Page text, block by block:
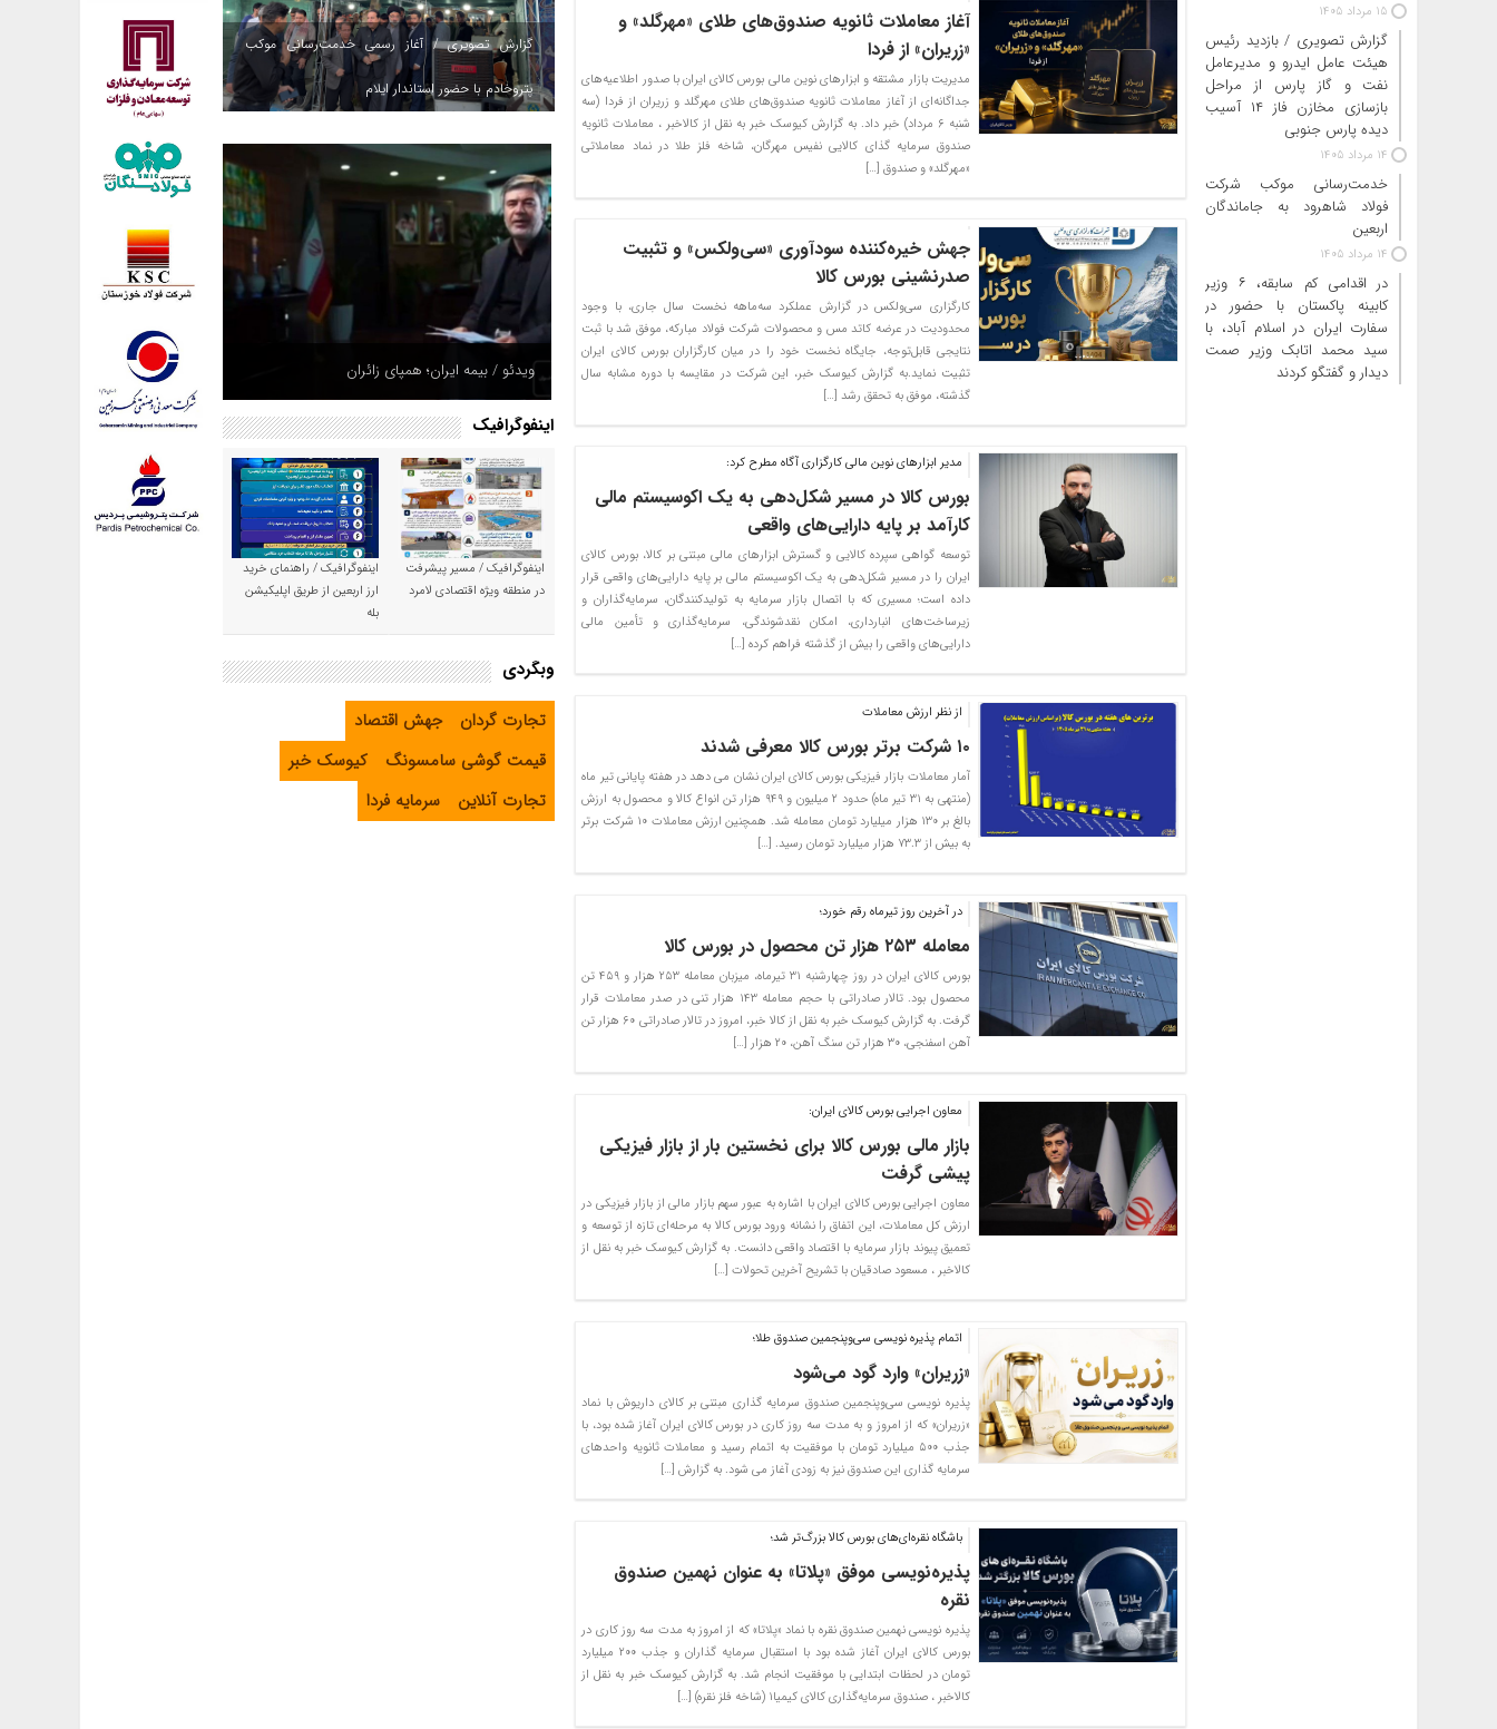
15 مرداد 1405
گزارش تصویری / بازدید رئیس
هیئت عامل ایدرو و مدیرعامل
نفت و گاز پارس از مراحل
بازسازی مخازن فاز ۱۴ آسیب
دیده پارس جنوبی
14 مرداد 1405
خدمت‌رسانی موکب شرکت
فولاد شاهرود به جاماندگان
اربعین
14 مرداد 1405
در اقدامی کم سابقه، ۶ وزیر
کابینه پاکستان با حضور در
سفارت ایران در اسلام آباد، با
سید محمد اتابک وزیر صمت
دیدار و گفتگو کردند
آغاز معاملات ثانویه صندوق‌های طلای «مهرگلد» و
«زریران» از فردا
مدیریت بازار مشتقه و ابزارهای نوین مالی بورس کالای ایران با صدور اطلاعیه‌های
جداگانه‌ای از آغاز معاملات ثانویه صندوق‌های طلای مهرگلد و زریران از فردا (سه
شنبه ۶ مرداد) خبر داد. به گزارش کیوسک خبر به نقل از کالاخبر ، معاملات ثانویه
صندوق سرمایه گذای کالایی نفیس مهرگان، شاخه فلز طلا در نماد معاملاتی
«مهرگلد» و صندوق […]
جهش خیره‌کننده سودآوری «سی‌ولکس» و تثبیت
صدرنشینی بورس کالا
کارگزاری سی‌ولکس در گزارش عملکرد سه‌ماهه نخست سال جاری، با وجود
محدودیت در عرضه کاتد مس و محصولات شرکت فولاد مبارکه، موفق شد با ثبت
نتایجی قابل‌توجه، جایگاه نخست خود را در میان کارگزاران بورس کالای ایران
تثبیت نماید.به گزارش کیوسک خبر، این شرکت در مقایسه با دوره مشابه سال
گذشته، موفق به تحقق رشد […]
مدیر ابزارهای نوین مالی کارگزاری آگاه مطرح کرد:
بورس کالا در مسیر شکل‌دهی به یک اکوسیستم مالی
کارآمد بر پایه دارایی‌های واقعی
توسعه گواهی سپرده کالایی و گسترش ابزارهای مالی مبتنی بر کالا، بورس کالای
ایران را در مسیر شکل‌دهی به یک اکوسیستم مالی بر پایه دارایی‌های واقعی قرار
داده است؛ مسیری که با اتصال بازار سرمایه به تولیدکنندگان، سرمایه‌گذاران و
زیرساخت‌های انبارداری، امکان نقدشوندگی، سرمایه‌گذاری و تأمین مالی
دارایی‌های واقعی را بیش از گذشته فراهم کرده […]
از نظر ارزش معاملات
۱۰ شرکت برتر بورس کالا معرفی شدند
آمار معاملات بازار فیزیکی بورس کالای ایران نشان می دهد در هفته پایانی تیر ماه
(منتهی به ۳۱ تیر ماه) حدود ۲ میلیون و ۹۴۹ هزار تن انواع کالا و محصول به ارزش
بالغ بر ۱۳۰ هزار میلیارد تومان معامله شد. همچنین ارزش معاملات ۱۰ شرکت برتر
به بیش از ۷۳.۳ هزار میلیارد تومان رسید. […]
در آخرین روز تیرماه رقم خورد؛
معامله ۲۵۳ هزار تن محصول در بورس کالا
بورس کالای ایران در روز چهارشنبه ۳۱ تیرماه، میزبان معامله ۲۵۳ هزار و ۴۵۹ تن
محصول بود. تالار صادراتی با حجم معامله ۱۴۳ هزار تنی در صدر معاملات قرار
گرفت. به گزارش کیوسک خبر به نقل از کالا خبر، امروز در تالار صادراتی ۶۰ هزار تن
آهن اسفنجی، ۳۰ هزار تن سنگ آهن، ۲۰ هزار […]
معاون اجرایی بورس کالای ایران:
بازار مالی بورس کالا برای نخستین بار از بازار فیزیکی
پیشی گرفت
معاون اجرایی بورس کالای ایران با اشاره به عبور سهم بازار مالی از بازار فیزیکی در
ارزش کل معاملات، این اتفاق را نشانه ورود بورس کالا به مرحله‌ای تازه از توسعه و
تعمیق پیوند بازار سرمایه با اقتصاد واقعی دانست. به گزارش کیوسک خبر به نقل از
کالاخبر ، مسعود صادقیان با تشریح آخرین تحولات […]
اتمام پذیره‌ نویسی سی‌وپنجمین صندوق طلا؛
«زریران» وارد گود می‌شود
پذیره‌ نویسی سی‌وپنجمین صندوق سرمایه گذاری مبتنی بر کالای داریوش با نماد
«زریران» که از امروز و به مدت سه روز کاری در بورس کالای ایران آغاز شده بود، با
جذب ۵۰۰ میلیارد تومان با موفقیت به اتمام رسید و معاملات ثانویه واحدهای
سرمایه گذاری این صندوق نیز به زودی آغاز می شود. به گزارش […]
باشگاه نقره‌ای‌های بورس کالا بزرگ‌تر شد؛
پذیره‌نویسی موفق «پلاتا» به عنوان نهمین صندوق
نقره
پذیره‌ نویسی نهمین صندوق نقره با نماد «پلاتا» که از امروز به مدت سه روز کاری در
بورس کالای ایران آغاز شده بود با استقبال سرمایه گذاران و جذب ۲۰۰ میلیارد
تومان در لحظات ابتدایی با موفقیت انجام شد. به گزارش کیوسک خبر به نقل از
کالاخبر ، صندوق سرمایه‌گذاری کالای کیمیا۱ (شاخه فلز نقره) […]
گزارش تصویری / آغاز رسمی خدمت‌رسانی موکب
پتروخادم با حضور استاندار ایلام
ویدئو / بیمه ایران؛ همپای زائران
اینفوگرافیک
اینفوگرافیک / مسیر پیشرفت
در منطقه ویژه اقتصادی لامرد
اینفوگرافیک / راهنمای خرید
ارز اربعین از طریق اپلیکیشن
بله
وبگردی
تجارت گردان
جهش اقتصاد
قیمت گوشی سامسونگ
کیوسک خبر
تجارت آنلاین
سرمایه فردا